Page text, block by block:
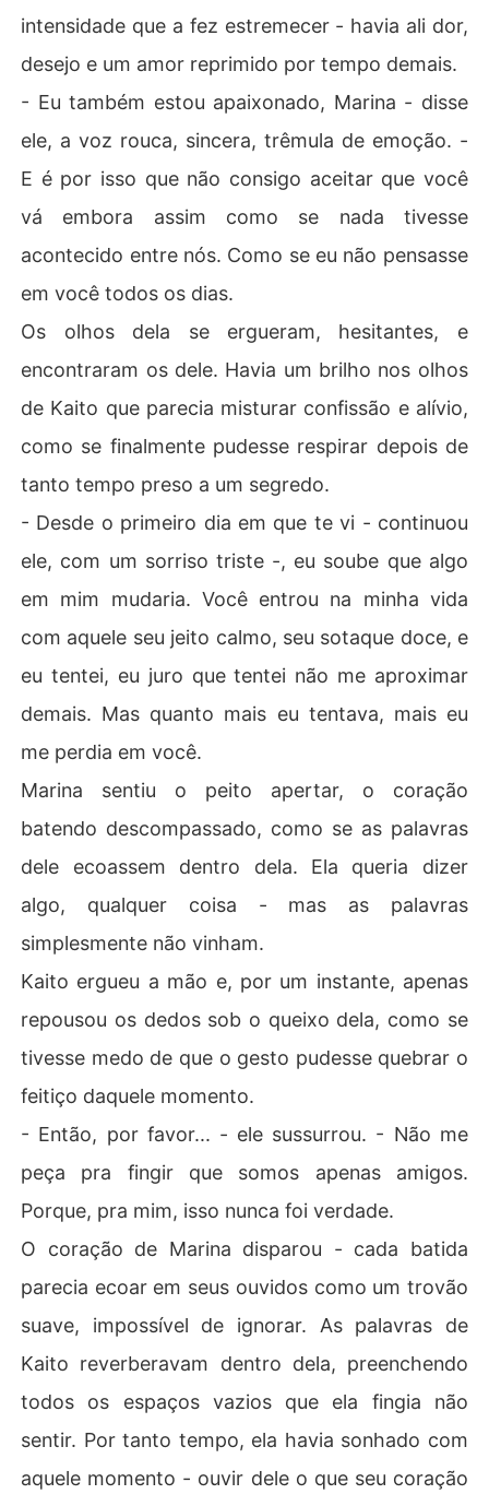
intensidade que a fez estremecer - havia ali dor,
desejo e um amor reprimido por tempo demais.
- Eu também estou apaixonado, Marina - disse
ele, a voz rouca, sincera, trêmula de emoção. -
E é por isso que não consigo aceitar que você
vá embora assim como se nada tivesse
acontecido entre nós. Como se eu não pensasse
em você todos os dias.
Os olhos dela se ergueram, hesitantes, e
encontraram os dele. Havia um brilho nos olhos
de Kaito que parecia misturar confissão e alívio,
como se finalmente pudesse respirar depois de
tanto tempo preso a um segredo.
- Desde o primeiro dia em que te vi - continuou
ele, com um sorriso triste -, eu soube que algo
em mim mudaria. Você entrou na minha vida
com aquele seu jeito calmo, seu sotaque doce, e
eu tentei, eu juro que tentei não me aproximar
demais. Mas quanto mais eu tentava, mais eu
me perdia em você.
Marina sentiu o peito apertar, o coração
batendo descompassado, como se as palavras
dele ecoassem dentro dela. Ela queria dizer
algo, qualquer coisa - mas as palavras
simplesmente não vinham.
Kaito ergueu a mão e, por um instante, apenas
repousou os dedos sob o queixo dela, como se
tivesse medo de que o gesto pudesse quebrar o
feitiço daquele momento.
- Então, por favor... - ele sussurrou. - Não me
peça pra fingir que somos apenas amigos.
Porque, pra mim, isso nunca foi verdade.
O coração de Marina disparou - cada batida
parecia ecoar em seus ouvidos como um trovão
suave, impossível de ignorar. As palavras de
Kaito reverberavam dentro dela, preenchendo
todos os espaços vazios que ela fingia não
sentir. Por tanto tempo, ela havia sonhado com
aquele momento - ouvir dele o que seu coração